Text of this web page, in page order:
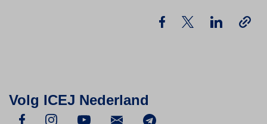
Volg ICEJ Nederland